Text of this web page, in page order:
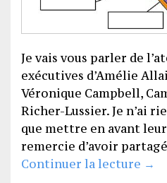
Je vais vous parler de
exécutives d’Amélie
Véronique Campbell,
Richer-Lussier. Je n’ai
que mettre en avant
remercie d’avoir
Continuer la lecture →